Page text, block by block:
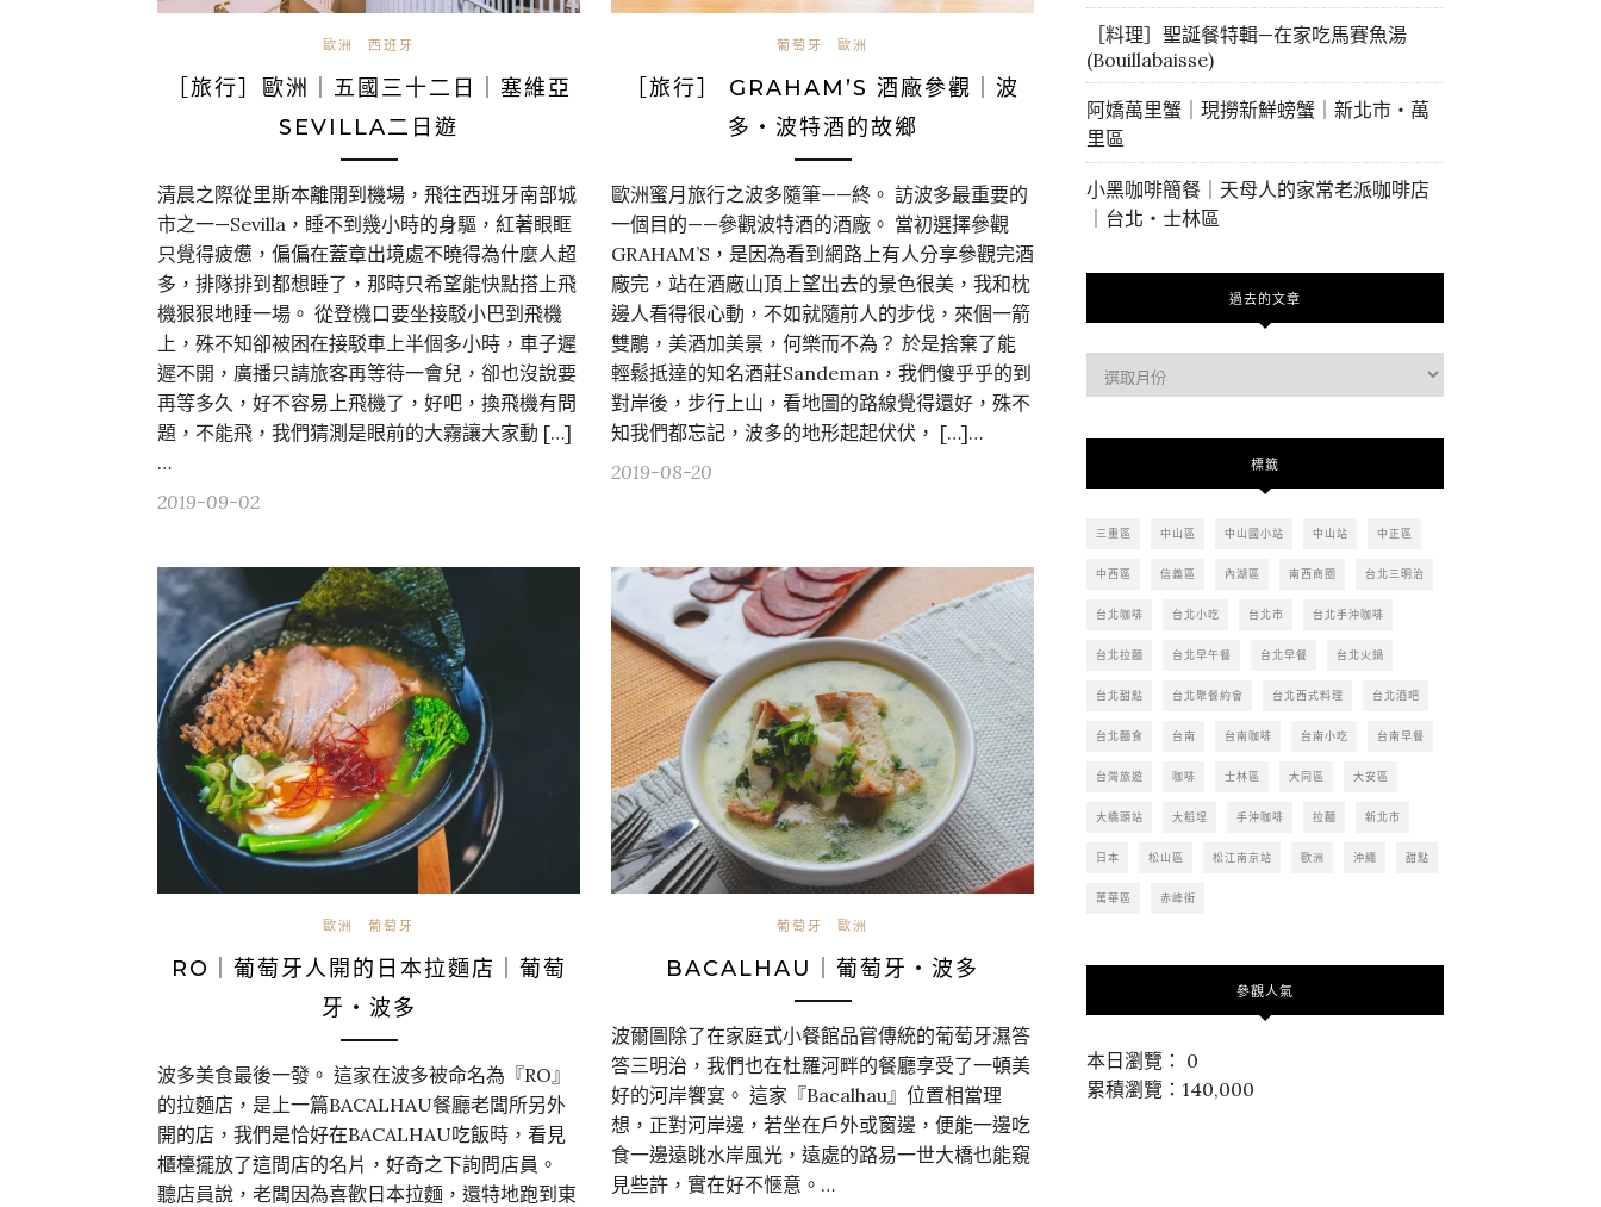
歐洲 西班牙
［旅行］歐洲｜五國三十二日｜塞維亞
SEVILLA二日遊
清晨之際從里斯本離開到機場，飛往西班牙南部城
市之一—Sevilla，睡不到幾小時的身驅，紅著眼眶
只覺得疲憊，偏偏在蓋章出境處不曉得為什麼人超
多，排隊排到都想睡了，那時只希望能快點搭上飛
機狠狠地睡一場。 從登機口要坐接駁小巴到飛機
上，殊不知卻被困在接駁車上半個多小時，車子遲
遲不開，廣播只請旅客再等待一會兒，卻也沒說要
再等多久，好不容易上飛機了，好吧，換飛機有問
題，不能飛，我們猜測是眼前的大霧讓大家動 […]
…
2019-09-02
葡萄牙 歐洲
［旅行］ GRAHAM’S 酒廠參觀｜波
多・波特酒的故鄉
歐洲蜜月旅行之波多隨筆——終。 訪波多最重要的
一個目的——參觀波特酒的酒廠。 當初選擇參觀
GRAHAM’S，是因為看到網路上有人分享參觀完酒
廠完，站在酒廠山頂上望出去的景色很美，我和枕
邊人看得很心動，不如就隨前人的步伐，來個一箭
雙鵰，美酒加美景，何樂而不為？ 於是捨棄了能
輕鬆抵達的知名酒莊Sandeman，我們傻乎乎的到
對岸後，步行上山，看地圖的路線覺得還好，殊不
知我們都忘記，波多的地形起起伏伏， […]…
2019-08-20
歐洲 葡萄牙
RO｜葡萄牙人開的日本拉麵店｜葡萄
牙・波多
波多美食最後一發。 這家在波多被命名為『RO』
的拉麵店，是上一篇BACALHAU餐廳老闆所另外
開的店，我們是恰好在BACALHAU吃飯時，看見
櫃檯擺放了這間店的名片，好奇之下詢問店員。
聽店員說，老闆因為喜歡日本拉麵，還特地跑到東
葡萄牙 歐洲
BACALHAU｜葡萄牙・波多
波爾圖除了在家庭式小餐館品嘗傳統的葡萄牙濕答
答三明治，我們也在杜羅河畔的餐廳享受了一頓美
好的河岸饗宴。 這家『Bacalhau』位置相當理
想，正對河岸邊，若坐在戶外或窗邊，便能一邊吃
食一邊遠眺水岸風光，遠處的路易一世大橋也能窺
見些許，實在好不愜意。…
［料理］聖誕餐特輯—在家吃馬賽魚湯
(Bouillabaisse)
阿嬌萬里蟹｜現撈新鮮螃蟹｜新北市・萬
里區
小黑咖啡簡餐｜天母人的家常老派咖啡店
｜台北・士林區
過去的文章
去
標籤
三重區 中山區 中山國小站 中山站 中正區
中西區 信義區 內湖區 南西商圈 台北三明治
台北咖啡 台北小吃 台北市 台北手沖咖啡
台北拉麵 台北早午餐 台北早餐 台北火鍋
台北甜點 台北聚餐約會 台北西式料理 台北酒吧
台北麵食 台南 台南咖啡 台南小吃 台南早餐
台灣旅遊 咖啡 士林區 大同區 大安區
大橋頭站 大稻埕 手沖咖啡 拉麵 新北市
日本 松山區 松江南京站 歐洲 沖繩 甜點
萬華區 赤峰街
參觀人氣
本日瀏覽： 0
累積瀏覽：140,000